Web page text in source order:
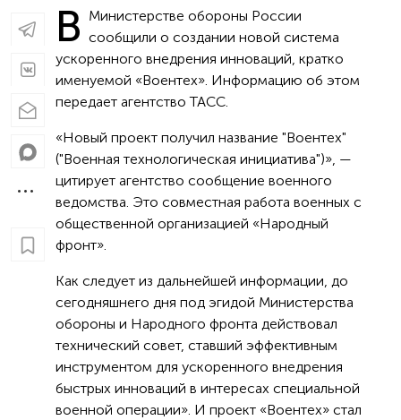
В Министерстве обороны России
сообщили о создании новой система
ускоренного внедрения инноваций, кратко
именуемой «Воентех». Информацию об этом
передает агентство ТАСС.
«Новый проект получил название "Воентех"
("Военная технологическая инициатива")», —
цитирует агентство сообщение военного
ведомства. Это совместная работа военных с
общественной организацией «Народный
фронт».
Как следует из дальнейшей информации, до
сегодняшнего дня под эгидой Министерства
обороны и Народного фронта действовал
технический совет, ставший эффективным
инструментом для ускоренного внедрения
быстрых инноваций в интересах специальной
военной операции». И проект «Воентех» стал